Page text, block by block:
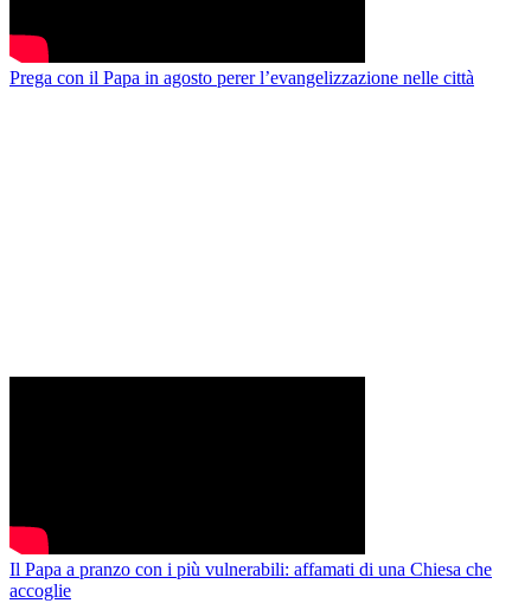
Prega con il Papa in agosto perer l’evangelizzazione nelle città
Il Papa a pranzo con i più vulnerabili: affamati di una Chiesa che
accoglie